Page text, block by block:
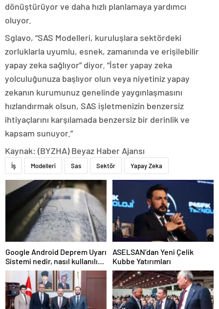
dönüştürüyor ve daha hızlı planlamaya yardımcı
oluyor.
Sglavo, “SAS Modelleri, kuruluşlara sektördeki
zorluklarla uyumlu, esnek, zamanında ve erişilebilir
yapay zeka sağlıyor” diyor. “İster yapay zeka
yolculuğunuza başlıyor olun veya niyetiniz yapay
zekanın kurumunuz genelinde yaygınlaşmasını
hızlandırmak olsun, SAS işletmenizin benzersiz
ihtiyaçlarını karşılamada benzersiz bir derinlik ve
kapsam sunuyor.”
Kaynak: (BYZHA) Beyaz Haber Ajansı
İş Modelleri Sas Sektör Yapay Zeka
Google Android Deprem Uyarı
Sistemi nedir, nasıl kullanılır?
Android Deprem Uyarı
Sistemi Açma Adımları!
ASELSAN’dan Yeni Çelik
Kubbe Yatırımları